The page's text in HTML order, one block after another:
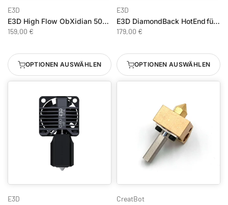
E3D
E3D High Flow ObXidian 500 HotEnd H2D/H2C/H2S/P2S
159,00 €
OPTIONEN AUSWÄHLEN
E3D
E3D DiamondBack HotEnd für Bambu Lab A1 / A1 Mini
179,00 €
OPTIONEN AUSWÄHLEN
E3D
CreatBot